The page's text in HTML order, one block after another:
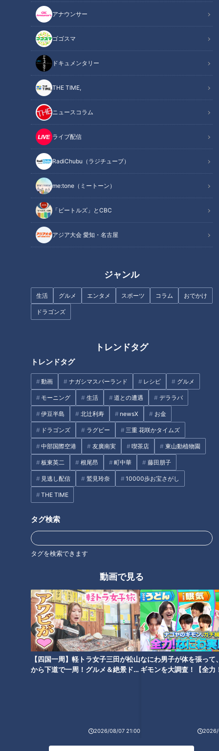
アナウンサー
ゴゴスマ
ドキュメンタリー
THE TIME,
ニュースコラム
ライブ配信
RadiChubu（ラジチューブ）
me:tone（ミートーン）
「ビートルズ」とCBC
アジア大会 愛知・名古屋
ジャンル
生活 グルメ エンタメ スポーツ コラム おでかけ
ドラゴンズ
トレンドタグ
トレンドタグ
動画 ナガシマスパーランド レシピ グルメ
モーニング 生活 道との遭遇 デララバ
伊豆半島 北辻利寿 newsX お金
ドラゴンズ ラグビー 三重 花咲かタイムズ
中部国際空港 友廣南実 喫茶店 東山動植物園
板東英二 根尾昂 町中華 藤田朋子
見逃し配信 鷲見玲奈 10000歩お宝さがし
THE TIME
タグ検索
タグを検索できます
動画で見る
【四国一周】軽トラ女子三田が松山
から下道で一周！グルメ＆絶景ドラ
2026/08/07 21:00
なにわ男子が体を張って
ギモンを大調査！【全力
2026/
記事に戻る
この記事を見たあなたへのおすすめ
ワールドカップベスト4、イン
グランド対アルゼンチンに潜む
難病・道化師様魚鱗癬の“難しい
103話
湾アクアライン」の秘密を探る
UFOキャッチャー誕生から40
年！人気のきっかけとは
今ではなかなか見かけない「こ
どもの夏休みの風景」とは？
タグ
中日ドラゴンズ コラム 立浪和義
を終了～新監督を襲った最大の
誤算とは？
浮き彫りになった立浪ドラゴン
ズ 深刻な課題